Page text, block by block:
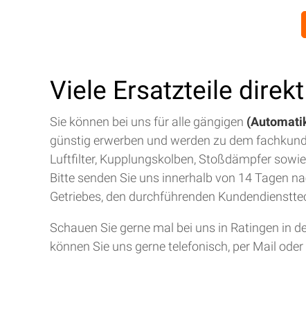
Viele Ersatzteile
Sie können bei uns für alle gängigen
günstig erwerben und werden zu dem
Luftfilter, Kupplungskolben, Stoßdämpfer
Bitte senden Sie uns innerhalb von 14 Tagen
Getriebes, den durchführenden
Schauen Sie gerne mal bei uns in Ratingen in
können Sie uns gerne telefonisch, per Mail